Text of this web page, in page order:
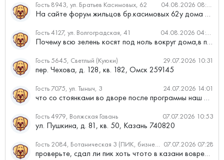
Гость 8943, ул. Братьев Касимовых, 62 04.08.2026 08:34
На сайте форум жильцов бр.касимовых 62у дома растут красивые...
Гость 4127, ул. Волгоградская, 41 04.08.2026 04:46
Почему всю зелень косят под ноль вокруг дома,в полисадниках....
Гость 5645, Светлый (Куюки) 29.07.2026 10:31
пер. Чехова, д. 128, кв. 182, Омск 259145
Гость 7075, ул. Тыныч, 3 24.07.2026 14:01
что со стоянками во дворе после программы наш двор
Гость 4979, Волжская Гавань 07.07.2026 10:53
ул. Пушкина, д. 81, кв. 50, Казань 740820
Гость 2084, Ботаническая 3 (ПИК, бизнес-класс) 07.07.2026 07:28
проверьте, сдал ли пик хоть чтото в казани вовремя?